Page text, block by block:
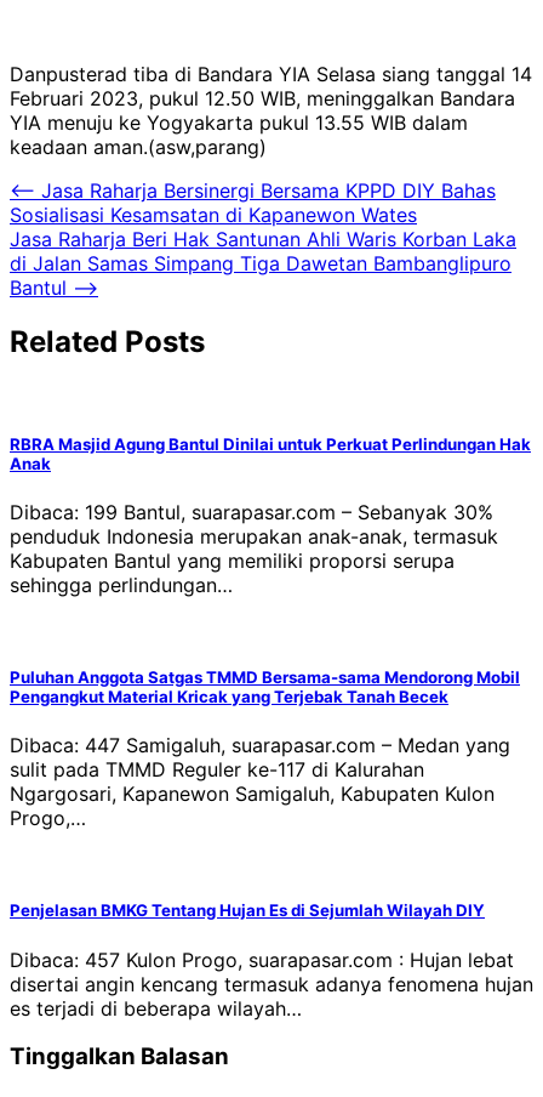
Danpusterad tiba di Bandara YIA Selasa siang tanggal 14
Februari 2023, pukul 12.50 WIB, meninggalkan Bandara
YIA menuju ke Yogyakarta pukul 13.55 WIB dalam
keadaan aman.(asw,parang)
Navigasi
pos
⟵ Jasa Raharja Bersinergi Bersama KPPD DIY Bahas
Sosialisasi Kesamsatan di Kapanewon Wates
Jasa Raharja Beri Hak Santunan Ahli Waris Korban Laka
di Jalan Samas Simpang Tiga Dawetan Bambanglipuro
Bantul ⟶
Related Posts
RBRA Masjid Agung Bantul Dinilai untuk Perkuat Perlindungan Hak
Anak
Dibaca: 199 Bantul, suarapasar.com – Sebanyak 30%
penduduk Indonesia merupakan anak-anak, termasuk
Kabupaten Bantul yang memiliki proporsi serupa
sehingga perlindungan…
Puluhan Anggota Satgas TMMD Bersama-sama Mendorong Mobil
Pengangkut Material Kricak yang Terjebak Tanah Becek
Dibaca: 447 Samigaluh, suarapasar.com – Medan yang
sulit pada TMMD Reguler ke-117 di Kalurahan
Ngargosari, Kapanewon Samigaluh, Kabupaten Kulon
Progo,…
Penjelasan BMKG Tentang Hujan Es di Sejumlah Wilayah DIY
Dibaca: 457 Kulon Progo, suarapasar.com : Hujan lebat
disertai angin kencang termasuk adanya fenomena hujan
es terjadi di beberapa wilayah…
Tinggalkan Balasan